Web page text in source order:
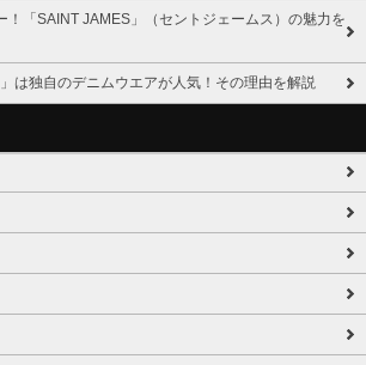
！「SAINT JAMES」（セントジェームス）の魅力を
は独自のデニムウエアが人気！その理由を解説